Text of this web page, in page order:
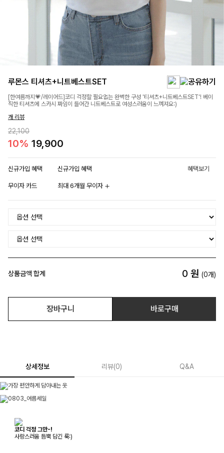
루몬스 티셔츠+니트베스트SET
[한여름까지💗/레이어드]코디 걱정할 필요없는 완벽한 구성 '티셔츠+니트베스트SET'! 베이
직한 티셔츠에 스카시 짜임이 들어간 니트베스트로 여성스러움이 느껴져요:)
개 리뷰
22,100
10% 19,900
신규가입 혜택 신규가입 혜택 혜택보기
무이자 카드 최대 6개월 무이자
상품금액 합계 0 원 (0개)
장바구니 바로구매
상세정보 리뷰(0) Q&A
코디 걱정 그만-!
사랑스러움 듬뿍 담긴 룩:)